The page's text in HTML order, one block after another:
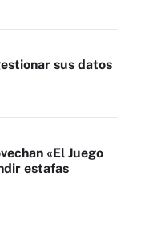
sus datos
«El Juego
estafas